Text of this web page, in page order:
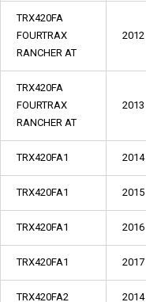
TRX420FA
FOURTRAX
RANCHER AT
2012
TRX420FA
FOURTRAX
RANCHER AT
2013
TRX420FA1 2014
TRX420FA1 2015
TRX420FA1 2016
TRX420FA1 2017
TRX420FA2 2014